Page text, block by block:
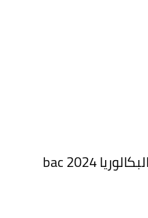
تأكيد التسجيل في امتحان البكالوريا 2024 bac